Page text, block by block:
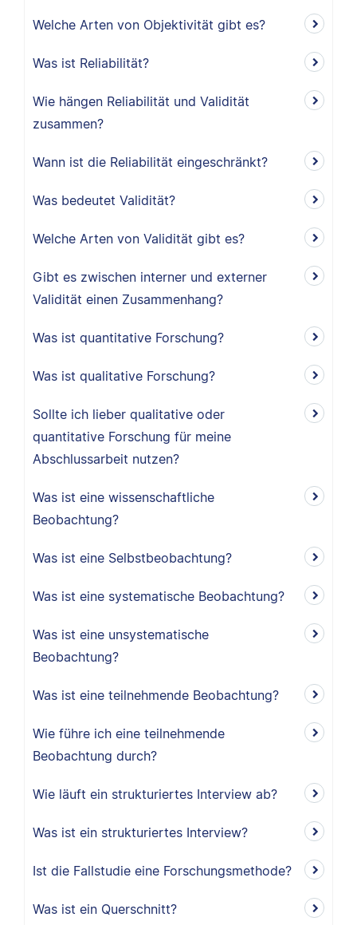
Welche Arten von Objektivität gibt es?
Was ist Reliabilität?
Wie hängen Reliabilität und Validität
zusammen?
Wann ist die Reliabilität eingeschränkt?
Was bedeutet Validität?
Welche Arten von Validität gibt es?
Gibt es zwischen interner und externer
Validität einen Zusammenhang?
Was ist quantitative Forschung?
Was ist qualitative Forschung?
Sollte ich lieber qualitative oder
quantitative Forschung für meine
Abschlussarbeit nutzen?
Was ist eine wissenschaftliche
Beobachtung?
Was ist eine Selbstbeobachtung?
Was ist eine systematische Beobachtung?
Was ist eine unsystematische
Beobachtung?
Was ist eine teilnehmende Beobachtung?
Wie führe ich eine teilnehmende
Beobachtung durch?
Wie läuft ein strukturiertes Interview ab?
Was ist ein strukturiertes Interview?
Ist die Fallstudie eine Forschungsmethode?
Was ist ein Querschnitt?